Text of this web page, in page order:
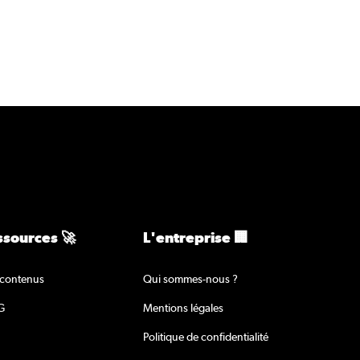
🚀 L'entreprise 🏢
Qui sommes-nous ?
Mentions légales
Politique de confidentialité